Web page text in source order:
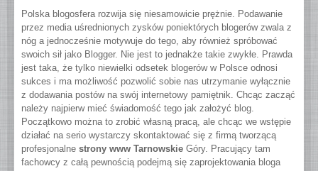
Polska blogosfera rozwija się niesamowicie prężnie. Podawanie
przez media uśrednionych zysków poniektórych blogerów zwala z
nóg a jednocześnie motywuje do tego, aby również spróbować
swoich sił jako Blogger. Nie jest to jednakże takie zwykłe. Prawda
jest taka, że tylko niewielki odsetek blogerów w Polsce odnosi
sukces i ma możliwość pozwolić sobie nas utrzymanie wyłącznie
z dodawania postów na swój internetowy pamiętnik. Chcąc zacząć
należy najpierw mieć świadomość tego jak założyć blog.
Początkowo można to zrobić własną pracą, ale chcąc we wstępie
działać na serio wystarczy skontaktować się z firmą tworzącą
profesjonalne strony www Tarnowskie Góry. Pracujący tam
fachowcy z całą pewnością podejmą się zaprojektowania bloga